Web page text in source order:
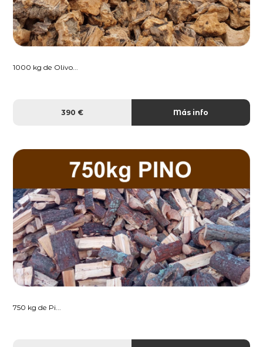
1000 kg de Olivo...
390 € Más info
750 kg de Pi...